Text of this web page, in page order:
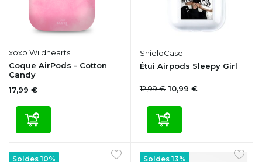
xoxo Wildhearts
Coque AirPods - Cotton
Candy
17,99 €
ShieldCase
Étui Airpods Sleepy Girl
12,99 € 10,99 €
Soldes 10% Soldes 13%